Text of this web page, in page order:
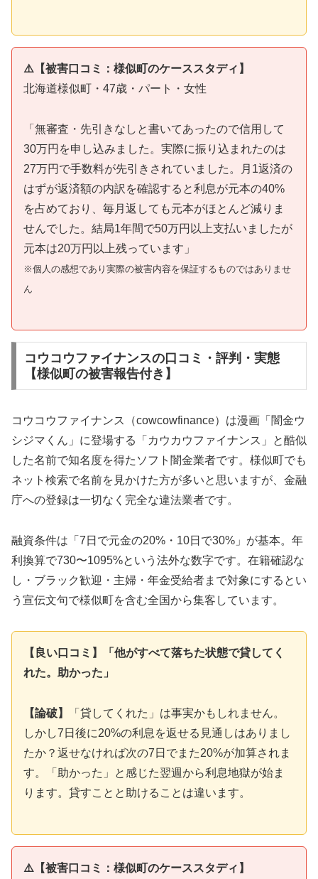
⚠️【被害口コミ：様似町のケーススタディ】
北海道様似町・47歳・パート・女性
「無審査・先引きなしと書いてあったので信用して
30万円を申し込みました。実際に振り込まれたのは
27万円で手数料が先引きされていました。月1返済の
はずが返済額の内訳を確認すると利息が元本の40%
を占めており、毎月返しても元本がほとんど減りま
せんでした。結局1年間で50万円以上支払いましたが
元本は20万円以上残っています」
※個人の感想であり実際の被害内容を保証するものではありませ
ん
コウコウファイナンスの口コミ・評判・実態
【様似町の被害報告付き】
コウコウファイナンス（cowcowfinance）は漫画「闇金ウ
シジマくん」に登場する「カウカウファイナンス」と酷似
した名前で知名度を得たソフト闇金業者です。様似町でも
ネット検索で名前を見かけた方が多いと思いますが、金融
庁への登録は一切なく完全な違法業者です。
融資条件は「7日で元金の20%・10日で30%」が基本。年
利換算で730〜1095%という法外な数字です。在籍確認な
し・ブラック歓迎・主婦・年金受給者まで対象にするとい
う宣伝文句で様似町を含む全国から集客しています。
【良い口コミ】「他がすべて落ちた状態で貸してく
れた。助かった」
【論破】
「貸してくれた」は事実かもしれません。
しかし7日後に20%の利息を返せる見通しはありまし
たか？返せなければ次の7日でまた20%が加算されま
す。「助かった」と感じた翌週から利息地獄が始ま
ります。貸すことと助けることは違います。
⚠️【被害口コミ：様似町のケーススタディ】